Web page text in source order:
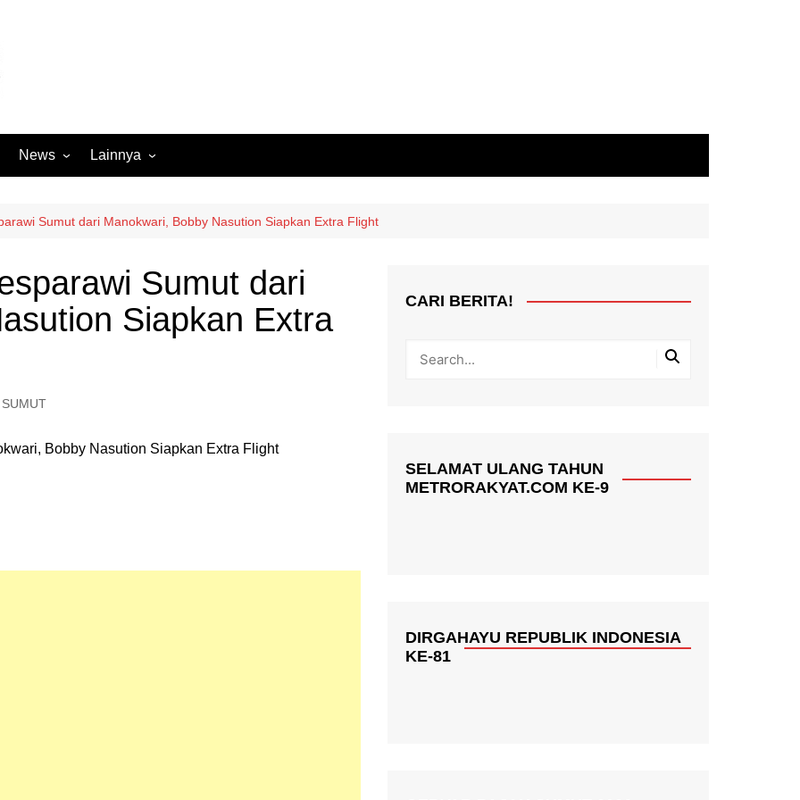
News
Internasional
Lintas Koramil – MS
Megapolitan
Peristiwa
Politik
Lainnya
Ekbis
Opini
Pendidikan
Sumut dari Manokwari, Bobby Nasution Siapkan Extra Flight
Sumut dari
Siapkan Extra
SUMUT
CARI BERITA!
SELAMAT ULANG TAHUN
METRORAKYAT.COM KE-9
DIRGAHAYU REPUBLIK INDONESIA
KE-81